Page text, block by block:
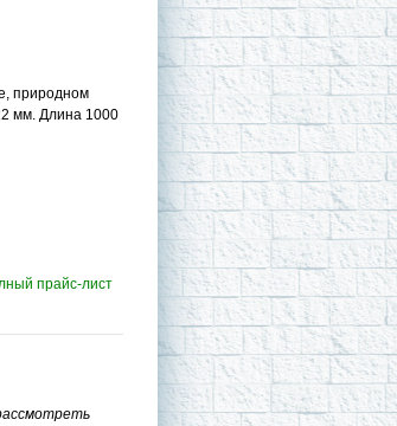
природном
мм. Длина 1000
прайс-лист